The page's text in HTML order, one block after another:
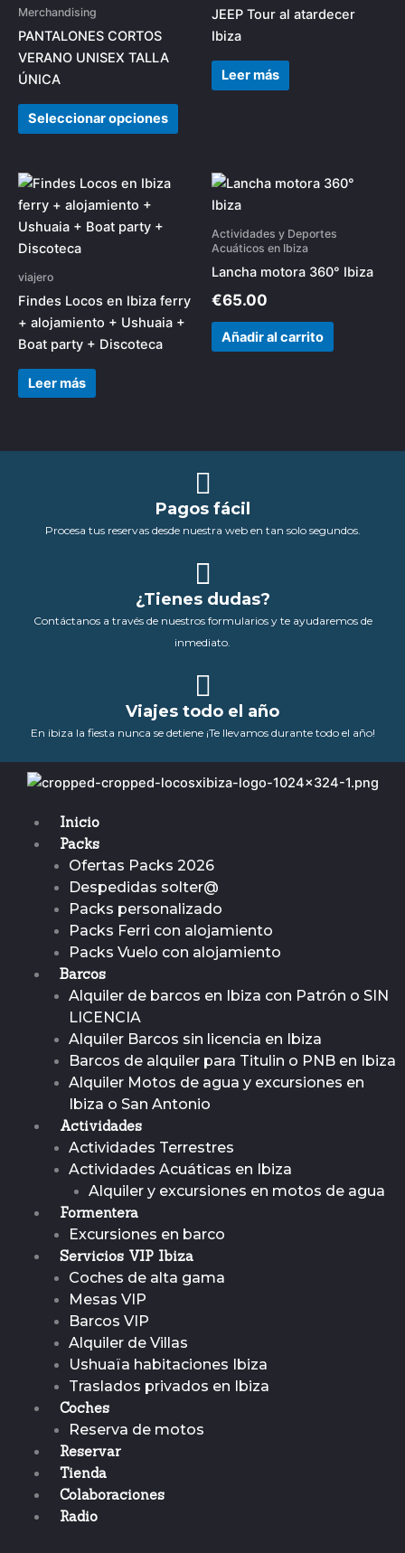
Merchandising
PANTALONES CORTOS
VERANO UNISEX TALLA
ÚNICA
Seleccionar opciones
múltiples
variantes.
opciones
elegir
página
producto
JEEP Tour al atardecer
Ibiza
Leer más
viajero
Findes Locos en Ibiza ferry
+ alojamiento + Ushuaia +
Boat party + Discoteca
Leer más
Actividades y Deportes
Acuáticos en Ibiza
Lancha motora 360° Ibiza
€65.00
Añadir al carrito
Pagos fácil
Procesa tus reservas desde nuestra web en tan solo segundos.
¿Tienes dudas?
Contáctanos a través de nuestros formularios y te ayudaremos de
inmediato.
Viajes todo el año
En ibiza la fiesta nunca se detiene ¡Te llevamos durante todo el año!
Inicio
Packs
Ofertas Packs 2026
Despedidas solter@
Packs personalizado
Packs Ferri con alojamiento
Packs Vuelo con alojamiento
Barcos
Alquiler de barcos en Ibiza con Patrón o SIN
LICENCIA
Alquiler Barcos sin licencia en Ibiza
Barcos de alquiler para Titulin o PNB en Ibiza
Alquiler Motos de agua y excursiones en
Ibiza o San Antonio
Actividades
Actividades Terrestres
Actividades Acuáticas en Ibiza
Alquiler y excursiones en motos de agua
Formentera
Excursiones en barco
Servicios VIP Ibiza
Coches de alta gama
Mesas VIP
Barcos VIP
Alquiler de Villas
Ushuaïa habitaciones Ibiza
Traslados privados en Ibiza
Coches
Reserva de motos
Reservar
Tienda
Colaboraciones
Radio